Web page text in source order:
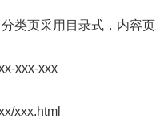
类页采用目录式，内容
xxx-xxx
xxx.html